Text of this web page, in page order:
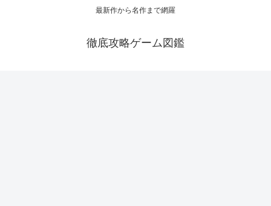
最新作から名作まで網羅
徹底攻略ゲーム図鑑